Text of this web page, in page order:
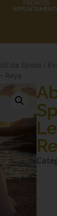
PRENOTA
da Sposa /
Reya